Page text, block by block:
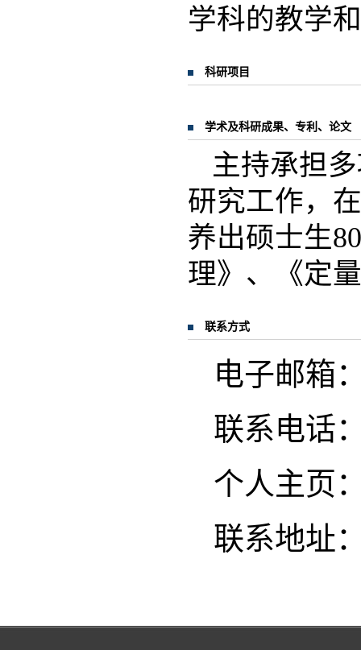
学科的教学
科研项目
学术及科研成果、专利、论文
主持承担
研究工作，
养出硕士生
理》、《定
联系方式
电子邮箱
联系电话
个人主页
联系地址